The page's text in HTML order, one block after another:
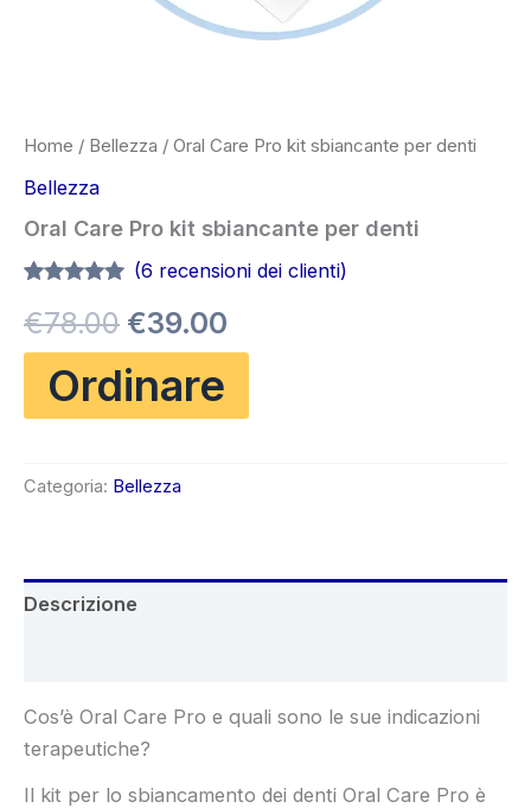
Home / Bellezza / Oral Care Pro kit sbiancante per denti
Bellezza
Oral Care Pro kit sbiancante per denti
su 5 su
base di
recensioni
(6 recensioni dei clienti)
€78.00 Il
prezzo
originale
€39.00
attuale
Ordinare
Categoria: Bellezza
Descrizione
Cos’è Oral Care Pro e quali sono le sue indicazioni
terapeutiche?
Il kit per lo sbiancamento dei denti Oral Care Pro è